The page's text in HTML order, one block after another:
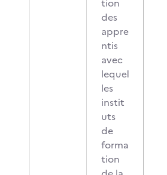
tion
des
appre
ntis
avec
lequel
les
instit
uts
de
forma
tion